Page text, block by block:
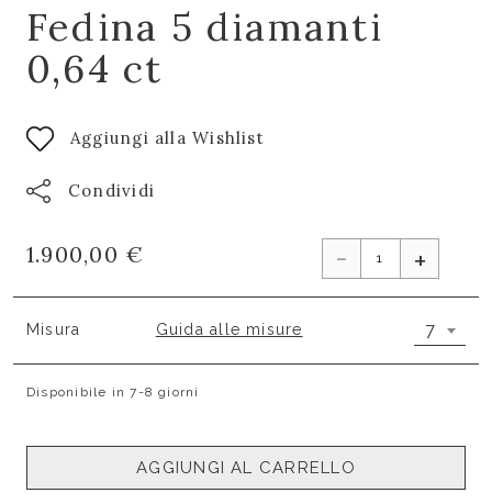
Fedina 5 diamanti
0,64 ct
Aggiungi alla Wishlist
Condividi
1.900,00 € - +
Misura Guida alle misure 7
Disponibile in 7-8 giorni
AGGIUNGI AL CARRELLO